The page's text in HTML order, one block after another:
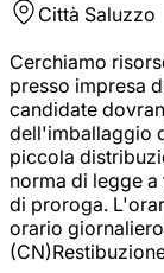
Città Saluzzo
Cerchiamo
presso impresa
candidate
dell'imballaggio
piccola
norma di legge
di proroga.
orario